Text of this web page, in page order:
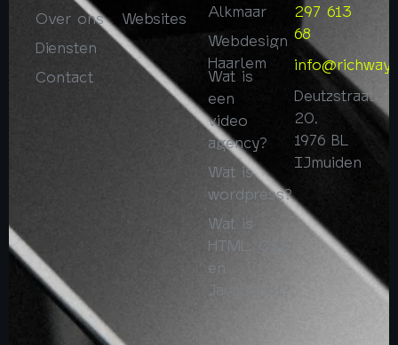
Over ons
Diensten
Contact
Websites
Alkmaar
Webdesign
Haarlem
Wat is
een
video
agency?
Wat is
wordpress?
Wat is
HTML, CSS
en
JavaScript?
297 613
68
Deutzstraat
20,
1976 BL
IJmuiden